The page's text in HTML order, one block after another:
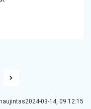
03-14, 09:12:15